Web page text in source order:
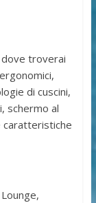
troverai
di cuscini,
schermo al
caratteristiche